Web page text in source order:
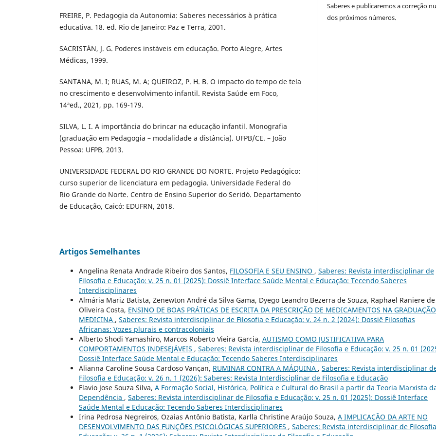
FREIRE, P. Pedagogia da Autonomia: Saberes necessários à prática
educativa. 18. ed. Rio de Janeiro: Paz e Terra, 2001.
SACRISTÁN, J. G. Poderes instáveis em educação. Porto Alegre, Artes
Médicas, 1999.
SANTANA, M. I; RUAS, M. A; QUEIROZ, P. H. B. O impacto do tempo de tela
no crescimento e desenvolvimento infantil. Revista Saúde em Foco,
14ªed., 2021, pp. 169-179.
SILVA, L. I. A importância do brincar na educação infantil. Monografia
(graduação em Pedagogia – modalidade a distância). UFPB/CE. – João
Pessoa: UFPB, 2013.
UNIVERSIDADE FEDERAL DO RIO GRANDE DO NORTE. Projeto Pedagógico:
curso superior de licenciatura em pedagogia. Universidade Federal do
Rio Grande do Norte. Centro de Ensino Superior do Seridó. Departamento
de Educação, Caicó: EDUFRN, 2018.
Saberes e publicaremos a correção
dos próximos números.
Artigos Semelhantes
Angelina Renata Andrade Ribeiro dos Santos, FILOSOFIA E SEU ENSINO , Saberes: Revista interdisciplinar de
Filosofia e Educação: v. 25 n. 01 (2025): Dossiê Interface Saúde Mental e Educação: Tecendo Saberes
Interdisciplinares
Almária Mariz Batista, Zenewton André da Silva Gama, Dyego Leandro Bezerra de Souza, Raphael Raniere de
Oliveira Costa, ENSINO DE BOAS PRÁTICAS DE ESCRITA DA PRESCRIÇÃO DE MEDICAMENTOS NA
MEDICINA , Saberes: Revista interdisciplinar de Filosofia e Educação: v. 24 n. 2 (2024): Dossiê Filosofias
Africanas: Vozes plurais e contracoloniais
Alberto Shodi Yamashiro, Marcos Roberto Vieira Garcia, AUTISMO COMO JUSTIFICATIVA PARA
COMPORTAMENTOS INDESEJÁVEIS , Saberes: Revista interdisciplinar de Filosofia e Educação: v. 25 n. 01
Dossiê Interface Saúde Mental e Educação: Tecendo Saberes Interdisciplinares
Alianna Caroline Sousa Cardoso Vançan, RUMINAR CONTRA A MÁQUINA , Saberes: Revista interdisciplinar
Filosofia e Educação: v. 26 n. 1 (2026): Saberes: Revista Interdisciplinar de Filosofia e Educação
Flavio Jose Souza Silva, A Formação Social, Histórica, Política e Cultural do Brasil a partir da Teoria Marxista
Dependência , Saberes: Revista interdisciplinar de Filosofia e Educação: v. 25 n. 01 (2025): Dossiê Interface
Saúde Mental e Educação: Tecendo Saberes Interdisciplinares
Irina Pedrosa Negreiros, Ozaias Antônio Batista, Karlla Christine Araújo Souza, A IMPLICAÇÃO DA ARTE NO
DESENVOLVIMENTO DAS FUNÇÕES PSICOLÓGICAS SUPERIORES , Saberes: Revista interdisciplinar de